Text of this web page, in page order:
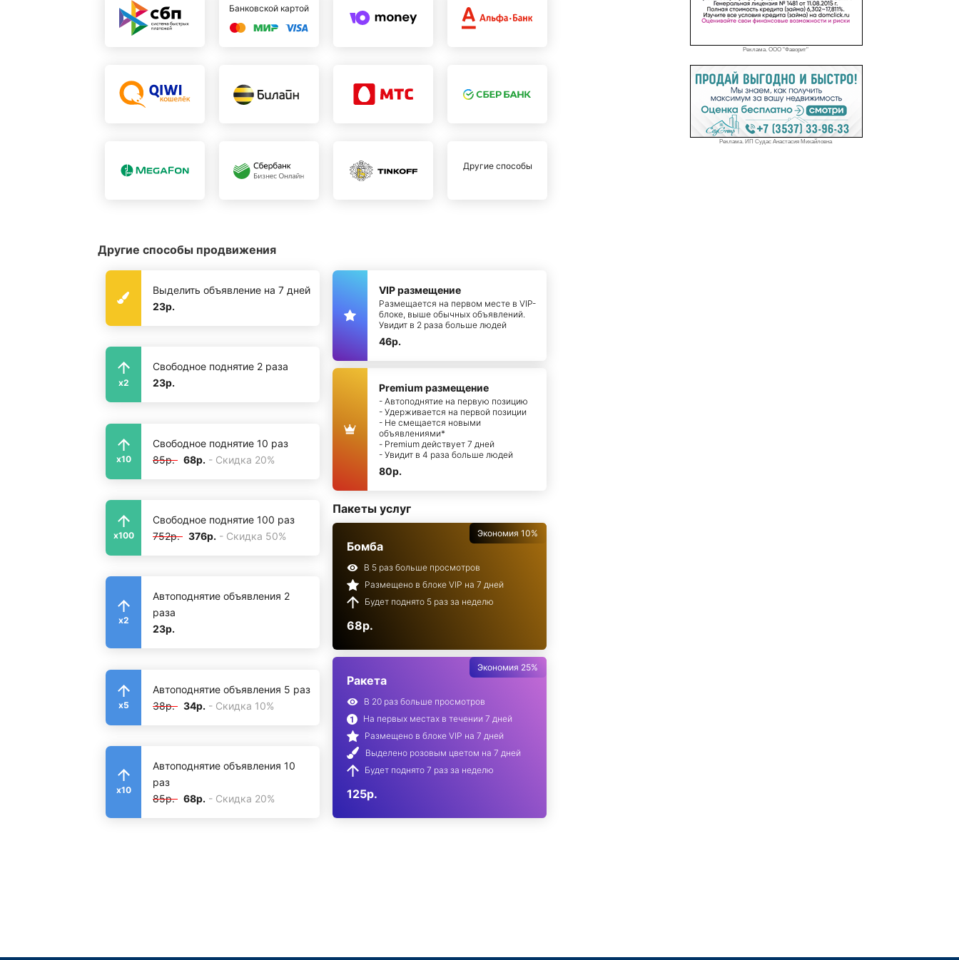
Реклама. ООО "Фаворит"
Реклама. ИП Судас Анастасия Михайловна
Банковской картой
Другие способы
Другие способы продвижения
Выделить объявление на 7 дней
23р.
x2
Свободное поднятие 2 раза
23р.
x10
Свободное поднятие 10 раз
85р. 68р. - Скидка 20%
x100
Свободное поднятие 100 раз
752р. 376р. - Скидка 50%
x2
Автоподнятие объявления 2
раза
23р.
x5
Автоподнятие объявления 5 раз
38р. 34р. - Скидка 10%
x10
Автоподнятие объявления 10
раз
85р. 68р. - Скидка 20%
VIP размещение
Размещается на первом месте в VIP-
блоке, выше обычных объявлений.
Увидит в 2 раза больше людей
46р.
Premium размещение
- Автоподнятие на первую позицию
- Удерживается на первой позиции
- Не смещается новыми
объявлениями*
- Premium действует 7 дней
- Увидит в 4 раза больше людей
80р.
Пакеты услуг
Экономия 10%
Бомба
В 5 раз больше просмотров
Размещено в блоке VIP на 7 дней
Будет поднято 5 раз за неделю
68р.
Экономия 25%
Ракета
В 20 раз больше просмотров
На первых местах в течении 7 дней
Размещено в блоке VIP на 7 дней
Выделено розовым цветом на 7 дней
Будет поднято 7 раз за неделю
125р.